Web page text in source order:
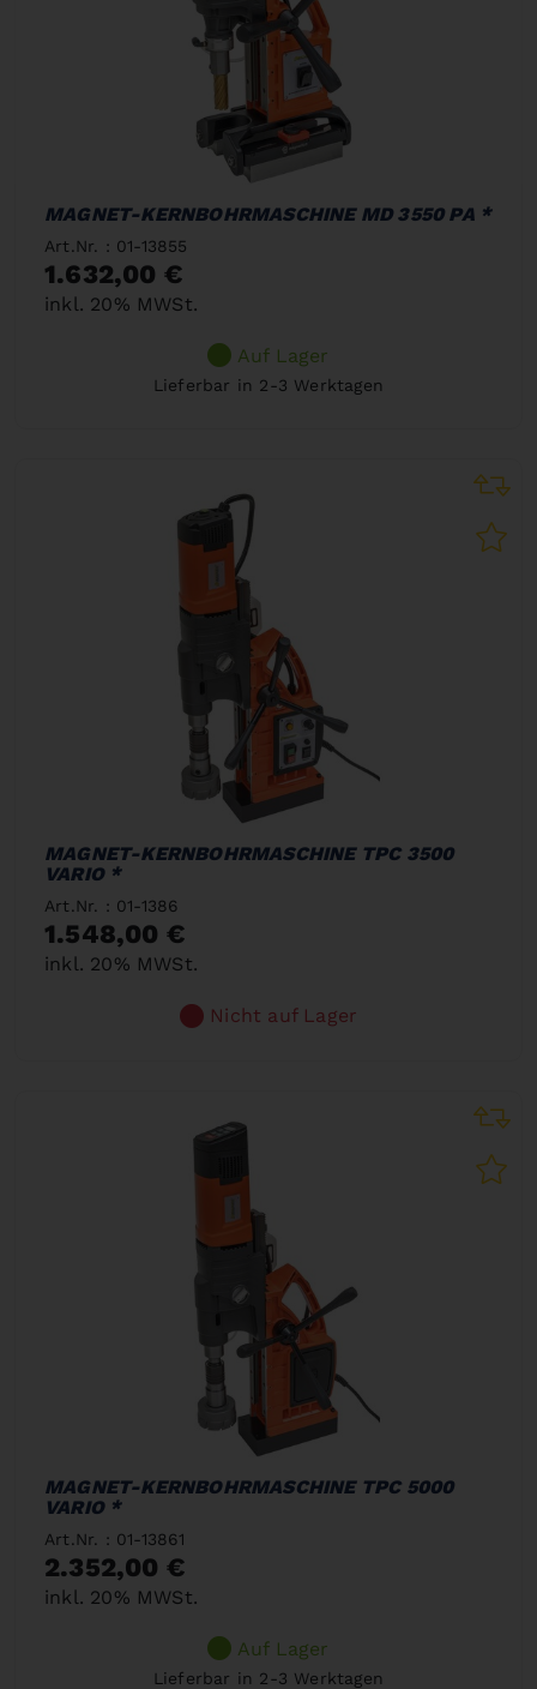
MAGNET-KERNBOHRMASCHINE MD 3550 PA *
Art.Nr. : 01-13855
1.632,00 €
inkl. 20% MWSt.
Auf Lager
Lieferbar in 2-3 Werktagen
MAGNET-KERNBOHRMASCHINE TPC 3500
VARIO *
Art.Nr. : 01-1386
1.548,00 €
inkl. 20% MWSt.
Nicht auf Lager
MAGNET-KERNBOHRMASCHINE TPC 5000
VARIO *
Art.Nr. : 01-13861
2.352,00 €
inkl. 20% MWSt.
Auf Lager
Lieferbar in 2-3 Werktagen